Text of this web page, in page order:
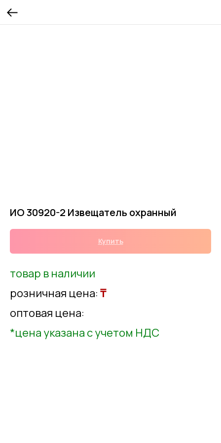
ИО 30920-2 Извещатель охранный
Купить
товар в наличии
розничная цена: ₸
оптовая цена:
*цена указана с учетом НДС